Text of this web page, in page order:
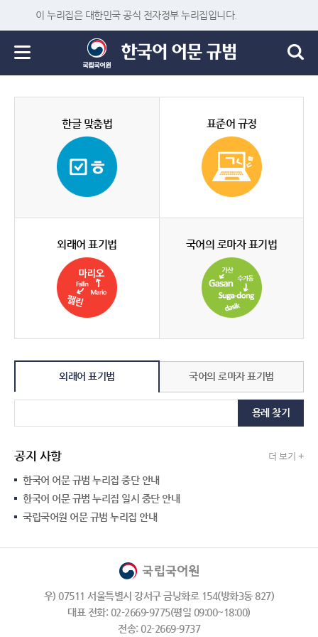
이 누리집은 대한민국 공식 전자정부 누리집입니다.
한글 맞춤법 표준어 규정
외래어 표기법 국어의 로마자 표기법
외래어 표기법 국어의 로마자 표기법
용례 찾기
공지 사항 더 보기 +
한국어 어문 규범 누리집 중단 안내
한국어 어문 규범 누리집 일시 중단 안내
국립국어원 어문 규범 누리집 안내
우) 07511 서울특별시 강서구 금낭화로 154(방화3동 827)
대표 전화: 02-2669-9775(평일 09:00~18:00)
전송: 02-2669-9737